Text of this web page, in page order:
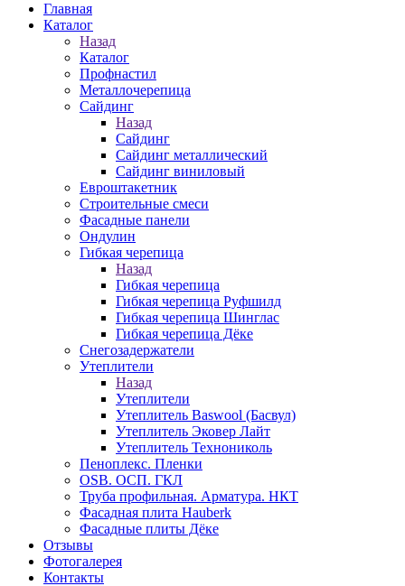
Главная
Каталог
Назад
Каталог
Профнастил
Металлочерепица
Сайдинг
Назад
Сайдинг
Сайдинг металлический
Сайдинг виниловый
Евроштакетник
Строительные смеси
Фасадные панели
Ондулин
Гибкая черепица
Назад
Гибкая черепица
Гибкая черепица Руфшилд
Гибкая черепица Шинглас
Гибкая черепица Дёке
Снегозадержатели
Утеплители
Назад
Утеплители
Утеплитель Baswool (Басвул)
Утеплитель Эковер Лайт
Утеплитель Технониколь
Пеноплекс. Пленки
OSB. ОСП. ГКЛ
Труба профильная. Арматура. НКТ
Фасадная плита Hauberk
Фасадные плиты Дёке
Отзывы
Фотогалерея
Контакты